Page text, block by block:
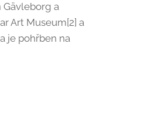
Gävleborg a
Art Museum[2] a
je pohřben na